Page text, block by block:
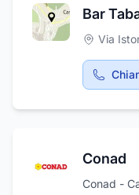
Via
Conad
Conad -